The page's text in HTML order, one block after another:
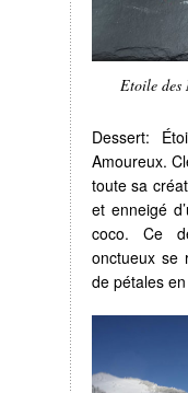
Etoile des
Dessert:
Amoureux.
toute sa
et enneigé
coco. Ce
onctueux se
de pétales